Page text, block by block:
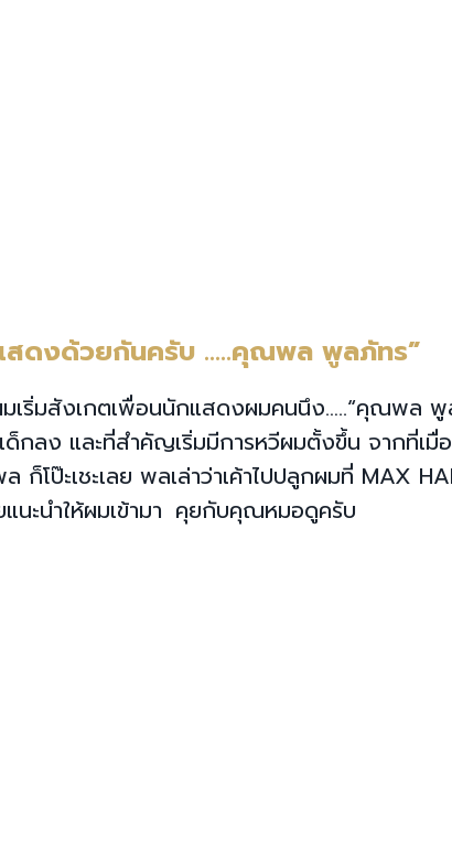
แสดงด้วยกันครับ …..คุณพล พูลภัทร”
เริ่มสังเกตเพื่อนนักแสดงผมคนนึง…..“คุณพล พู
ลง และที่สำคัญเริ่มมีการหวีผมตั้งขึ้น จากที่เมื่
ป๊ะเชะเลย พลเล่าว่าเค้าไปปลูกผมที่ MAX
แนะนำให้ผมเข้ามา คุยกับคุณหมอดูครับ